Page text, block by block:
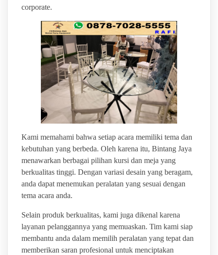
corporate.
Kami memahami bahwa setiap acara memiliki tema dan
kebutuhan yang berbeda. Oleh karena itu, Bintang Jaya
menawarkan berbagai pilihan kursi dan meja yang
berkualitas tinggi. Dengan variasi desain yang beragam,
anda dapat menemukan peralatan yang sesuai dengan
tema acara anda.
Selain produk berkualitas, kami juga dikenal karena
layanan pelanggannya yang memuaskan. Tim kami siap
membantu anda dalam memilih peralatan yang tepat dan
memberikan saran profesional untuk menciptakan